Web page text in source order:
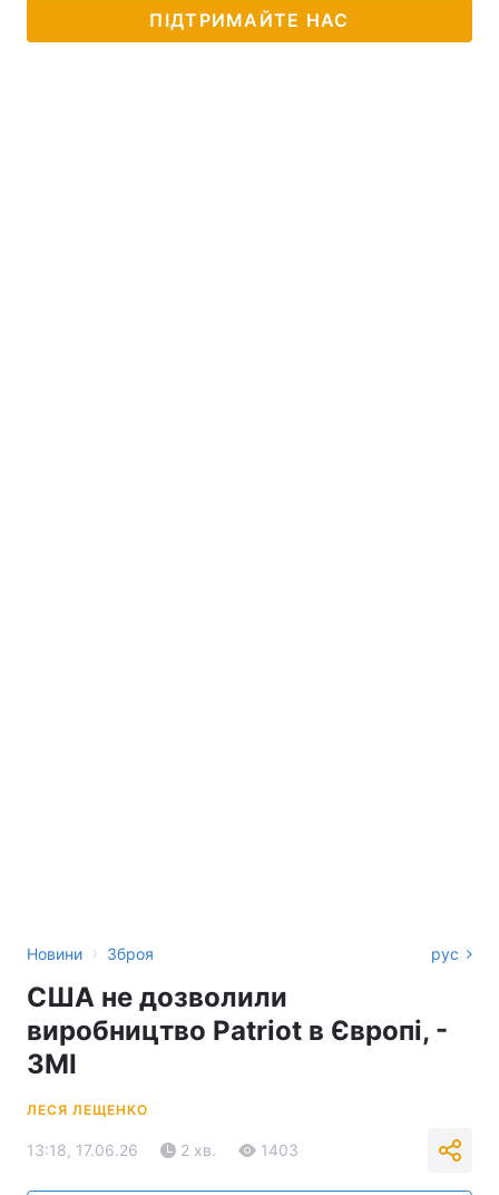
ПІДТРИМАЙТЕ НАС
Новини › Зброя рус
США не дозволили
виробництво Patriot в Європі, -
ЗМІ
ЛЕСЯ ЛЕЩЕНКО
13:18, 17.06.26 2 хв. 1403